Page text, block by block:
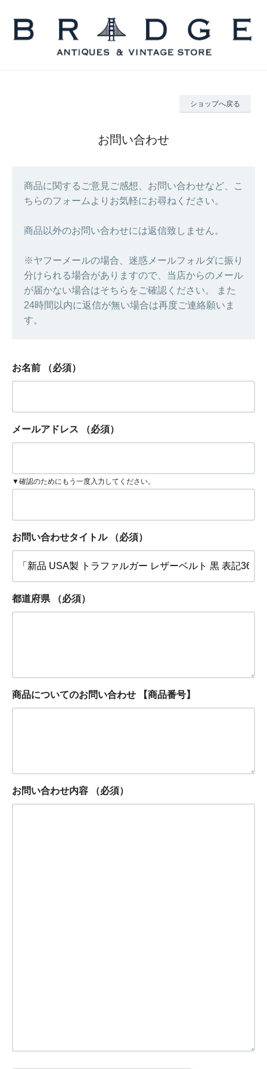
ショップへ戻る
お問い合わせ
商品に関するご意見ご感想、お問い合わせなど、こ
ちらのフォームよりお気軽にお尋ねください。
商品以外のお問い合わせには返信致しません。
※ヤフーメールの場合、迷惑メールフォルダに振り
分けられる場合がありますので、当店からのメール
が届かない場合はそちらをご確認ください。 また
24時間以内に返信が無い場合は再度ご連絡願いま
す。
お名前 （必須）
メールアドレス （必須）
▼確認のためにもう一度入力してください。
お問い合わせタイトル （必須）
都道府県 （必須）
商品についてのお問い合わせ 【商品番号】
お問い合わせ内容 （必須）